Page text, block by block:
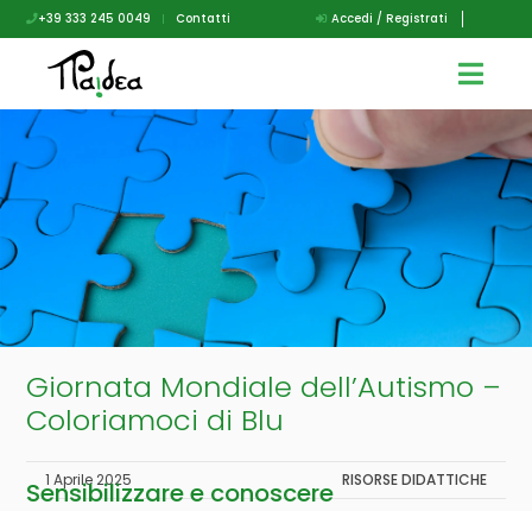
+39 333 245 0049 | Contatti Accedi / Registrati
Giornata Mondiale dell’Autismo –
Coloriamoci di Blu
1 Aprile 2025 RISORSE DIDATTICHE
Sensibilizzare e conoscere